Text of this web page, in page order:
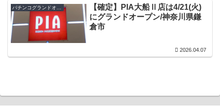
【確定】PIA大船Ⅱ店は4/21(火)
にグランドオープン/神奈川県鎌
倉市
2026.04.07